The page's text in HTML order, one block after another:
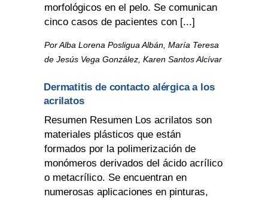
morfológicos en el pelo. Se comunican
cinco casos de pacientes con [...]
Por Alba Lorena Posligua Albán, María Teresa
de Jesús Vega González, Karen Santos Alcívar
Dermatitis de contacto alérgica a los
acrilatos
Resumen Resumen Los acrilatos son
materiales plásticos que están
formados por la polimerización de
monómeros derivados del ácido acrílico
o metacrílico. Se encuentran en
numerosas aplicaciones en pinturas,